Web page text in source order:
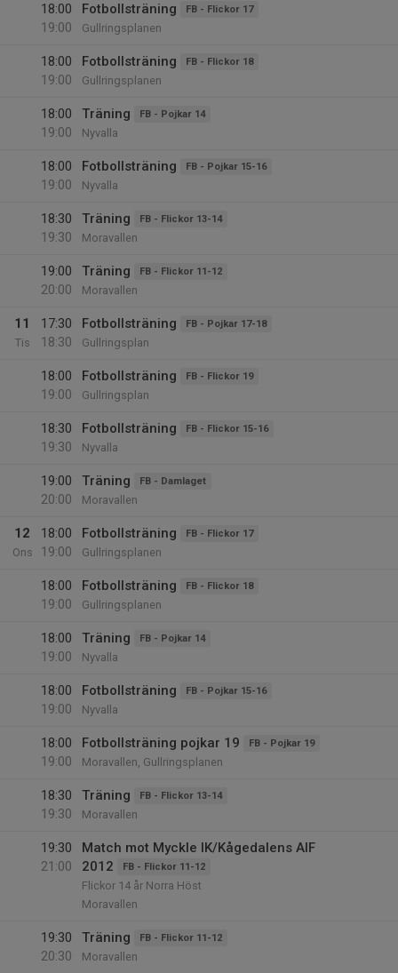
18:00
19:00
Fotbollsträning FB - Flickor 17
Gullringsplanen
18:00
19:00
Fotbollsträning FB - Flickor 18
Gullringsplanen
18:00
19:00
Träning FB - Pojkar 14
Nyvalla
18:00
19:00
Fotbollsträning FB - Pojkar 15-16
Nyvalla
18:30
19:30
Träning FB - Flickor 13-14
Moravallen
19:00
20:00
Träning FB - Flickor 11-12
Moravallen
11
Tis
17:30
18:30
Fotbollsträning FB - Pojkar 17-18
Gullringsplan
18:00
19:00
Fotbollsträning FB - Flickor 19
Gullringsplan
18:30
19:30
Fotbollsträning FB - Flickor 15-16
Nyvalla
19:00
20:00
Träning FB - Damlaget
Moravallen
12
Ons
18:00
19:00
Fotbollsträning FB - Flickor 17
Gullringsplanen
18:00
19:00
Fotbollsträning FB - Flickor 18
Gullringsplanen
18:00
19:00
Träning FB - Pojkar 14
Nyvalla
18:00
19:00
Fotbollsträning FB - Pojkar 15-16
Nyvalla
18:00
19:00
Fotbollsträning pojkar 19 FB - Pojkar 19
Moravallen, Gullringsplanen
18:30
19:30
Träning FB - Flickor 13-14
Moravallen
19:30
21:00
Match mot Myckle IK/Kågedalens AIF
2012
FB - Flickor 11-12
Flickor 14 år Norra Höst
Moravallen
19:30
20:30
Träning FB - Flickor 11-12
Moravallen